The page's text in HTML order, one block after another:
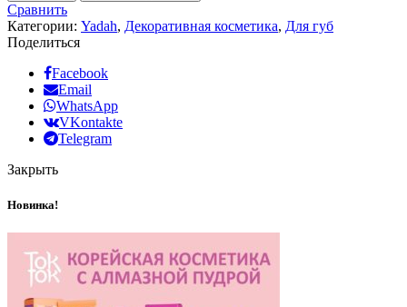
Сравнить
Категории: Yadah, Декоративная косметика, Для губ
Поделиться
Facebook
Email
WhatsApp
VKontakte
Telegram
Закрыть
Новинка!